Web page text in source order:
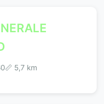
📏 5,7 km